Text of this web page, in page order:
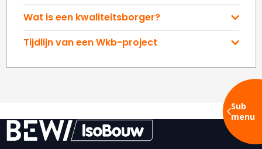
Sub
menu
Wat is een kwaliteitsborger?
Tijdlijn van een Wkb-project